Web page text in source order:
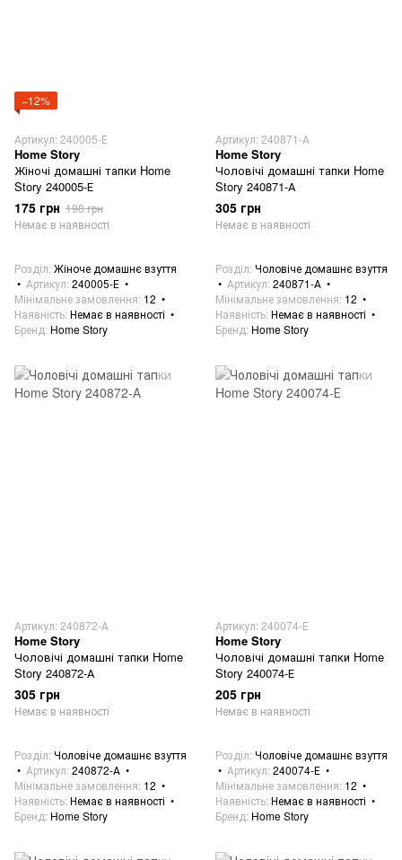
−12%
Артикул: 240005-Е
Home Story
Жіночі домашні тапки Home
Story 240005-Е
175 грн 198 грн
Немає в наявності
Розділ Жіноче домашнє взуття
Артикул 240005-Е
Мінімальне замовлення 12
Наявність Немає в наявності
Бренд Home Story
Артикул: 240871-А
Home Story
Чоловічі домашні тапки Home
Story 240871-А
305 грн
Немає в наявності
Розділ Чоловіче домашнє взуття
Артикул 240871-А
Мінімальне замовлення 12
Наявність Немає в наявності
Бренд Home Story
Артикул: 240872-А
Home Story
Чоловічі домашні тапки Home
Story 240872-А
305 грн
Немає в наявності
Розділ Чоловіче домашнє взуття
Артикул 240872-А
Мінімальне замовлення 12
Наявність Немає в наявності
Бренд Home Story
Артикул: 240074-Е
Home Story
Чоловічі домашні тапки Home
Story 240074-Е
205 грн
Немає в наявності
Розділ Чоловіче домашнє взуття
Артикул 240074-Е
Мінімальне замовлення 12
Наявність Немає в наявності
Бренд Home Story